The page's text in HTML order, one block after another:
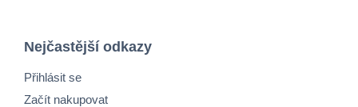
Nejčastější odkazy
Přihlásit se
Začít nakupovat